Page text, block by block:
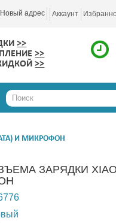
Новый адрес Аккаунт
>>
>>
>>
И МИКРОФОН
ЗАРЯДКИ